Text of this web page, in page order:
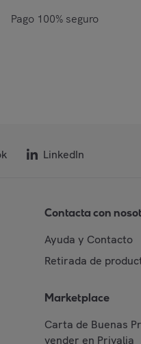
Pago 100% seguro
LinkedIn
Contacta con
Ayuda y Contacto
Retirada de
Marketplace
Carta de Buenas
vender en Privalia